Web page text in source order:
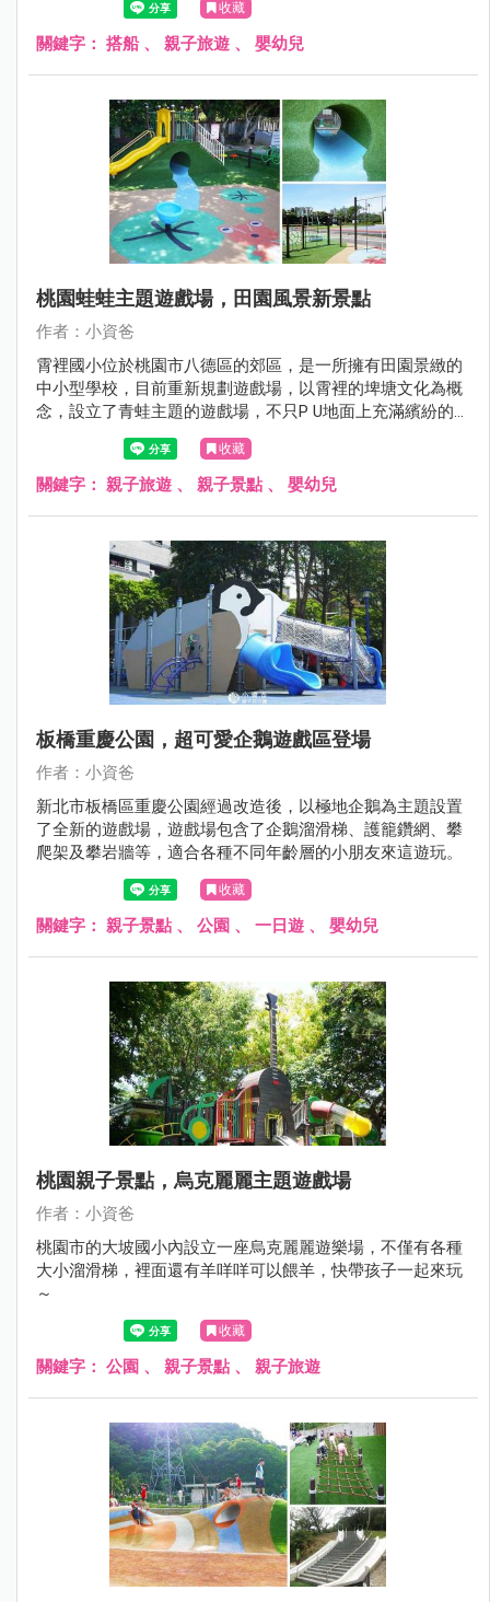
湖兩地還有爸媽關心的，小孩到底坐船暈不暈呢? 這些搭乘
經驗我通通分享給大家！
收藏
關鍵字： 搭船、 親子旅遊 、 嬰幼兒
桃園蛙蛙主題遊戲場，田園風景新景點
作者：小資爸
霄裡國小位於桃園市八德區的郊區，是一所擁有田園景緻的
中小型學校，目前重新規劃遊戲場，以霄裡的埤塘文化為概
念，設立了青蛙主題的遊戲場，不只P U地面上充滿繽紛的童
趣圖案，還有土丘溜滑梯、金屬雙管溜滑梯、水管隧道、旋
轉杯跟鳥巢鞦韆等遊具，也有一連串闖關挑戰的攀爬架、拱
型橋及烏龜跳樁，十分有趣好玩!現在就跟著小資爸一起來玩
收藏
關鍵字： 親子旅遊 、 親子景點 、 嬰幼兒
板橋重慶公園，超可愛企鵝遊戲區登場
作者：小資爸
新北市板橋區重慶公園經過改造後，以極地企鵝為主題設置
了全新的遊戲場，遊戲場包含了企鵝溜滑梯、護籠鑽網、攀
爬架及攀岩牆等，適合各種不同年齡層的小朋友來這遊玩。
收藏
關鍵字： 親子景點 、 公園 、 一日遊 、 嬰幼兒
桃園親子景點，烏克麗麗主題遊戲場
作者：小資爸
桃園市的大坡國小內設立一座烏克麗麗遊樂場，不僅有各種
大小溜滑梯，裡面還有羊咩咩可以餵羊，快帶孩子一起來玩
～
收藏
關鍵字： 公園 、 親子景點 、 親子旅遊